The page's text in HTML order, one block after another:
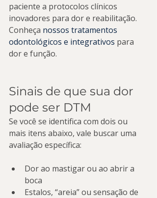
paciente a protocolos clínicos
inovadores para dor e reabilitação.
Conheça nossos tratamentos
odontológicos e integrativos para
dor e função.
Sinais de que sua dor
pode ser DTM
Se você se identifica com dois ou
mais itens abaixo, vale buscar uma
avaliação específica:
Dor ao mastigar ou ao abrir a
boca
Estalos, “areia” ou sensação de